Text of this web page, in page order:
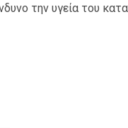
την υγεία του